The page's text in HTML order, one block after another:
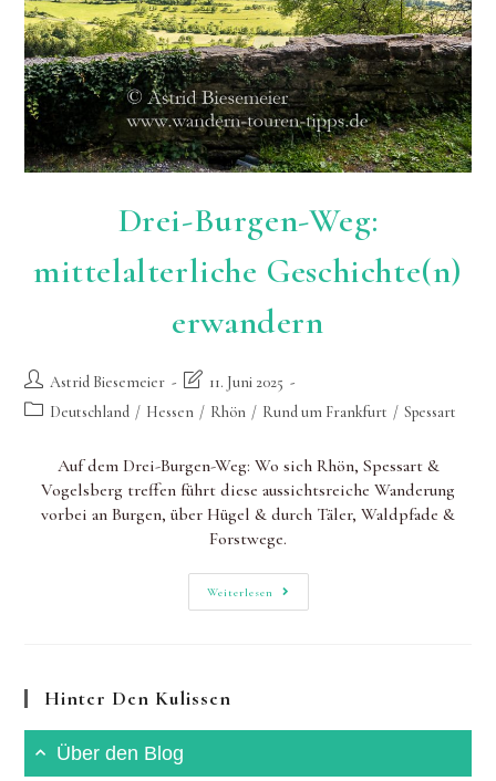
Drei-Burgen-Weg:
mittelalterliche Geschichte(n)
erwandern
Beitrags-
Autor:
Astrid Biesemeier
Beitrag
zuletzt
geändert
11. Juni 2025
Beitrags-Deutschland / Hessen / Rhön / Rund um Frankfurt / Spessart
Auf dem Drei-Burgen-Weg: Wo sich Rhön, Spessart &
Vogelsberg treffen führt diese aussichtsreiche Wanderung
vorbei an Burgen, über Hügel & durch Täler, Waldpfade &
Forstwege.
Weiterlesen
Drei-
Burgen-
Hinter Den Kulissen
Über den Blog